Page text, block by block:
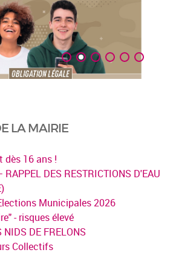
LA MAIRIE
dès 16 ans !
RAPPEL DES RESTRICTIONS D'EAU
Municipales 2026
- risques élevé
NIDS DE FRELONS
Collectifs